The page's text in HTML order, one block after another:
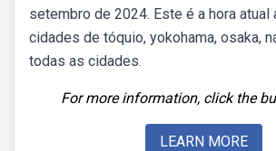
setembro de 2024. Este é a hora atual
cidades de tóquio, yokohama, osaka,
todas as cidades.
For more information, click the
LEARN MORE